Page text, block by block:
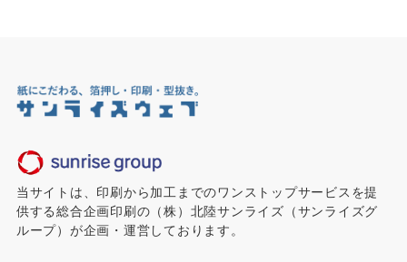
当サイトは、印刷から加工までのワンストップサービスを提
供する総合企画印刷の（株）北陸サンライズ（サンライズグ
ループ）が企画・運営しております。